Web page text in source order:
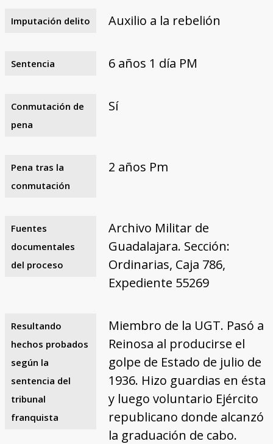
Imputación delito Auxilio a la rebelión
Sentencia 6 años 1 día PM
Conmutación de
pena
Sí
Pena tras la
conmutación
2 años Pm
Fuentes
documentales
del proceso
Archivo Militar de
Guadalajara. Sección:
Ordinarias, Caja 786,
Expediente 55269
Resultando
hechos probados
según la
sentencia del
tribunal
franquista
Miembro de la UGT. Pasó a
Reinosa al producirse el
golpe de Estado de julio de
1936. Hizo guardias en ésta
y luego voluntario Ejército
republicano donde alcanzó
la graduación de cabo.